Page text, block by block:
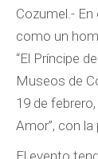
Cozumel.- En
como un
“El Príncipe
Museos de
19 de
Amor”, con
El evento